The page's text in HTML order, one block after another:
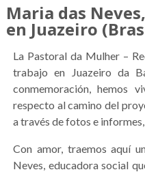
Maria das
en Juazeiro
La Pastoral da Mulher –
trabajo en Juazeiro da
conmemoración, hemos
respecto al camino del
a través de fotos e
Con amor, traemos aquí
Neves, educadora social